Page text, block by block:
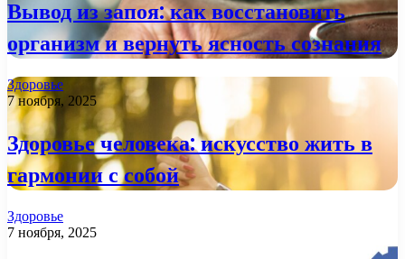
Вывод из запоя: как восстановить
организм и вернуть ясность сознания
Здоровье
7 ноября, 2025
Здоровье человека: искусство жить в
гармонии с собой
Здоровье
7 ноября, 2025